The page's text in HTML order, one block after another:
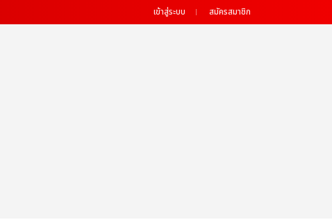
เข้าสู่ระบบ สมัครสมาชิก